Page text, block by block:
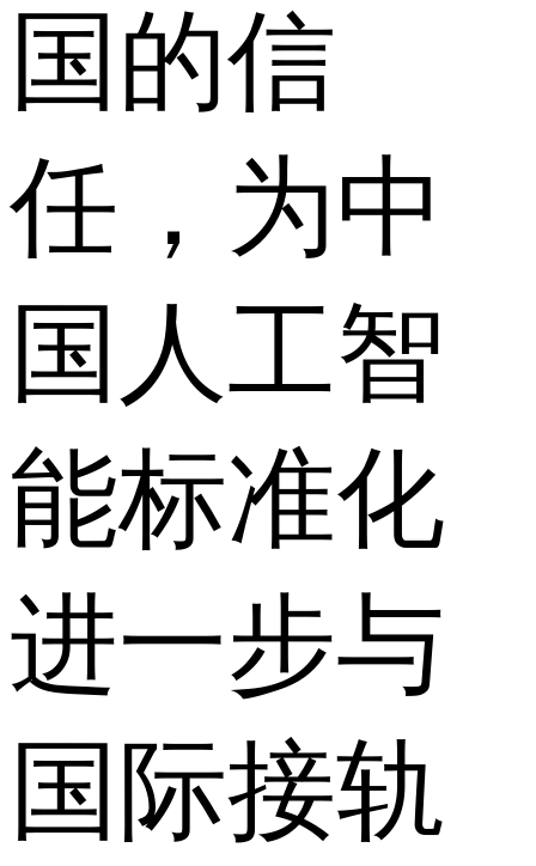
国的信
任，为中
国人工智
能标准化
进一步与
国际接轨